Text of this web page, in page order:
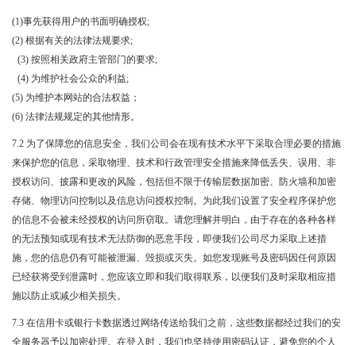
(1)事先获得用户的书面明确授权;
(2) 根据有关的法律法规要求;
(3) 按照相关政府主管部门的要求;
(4) 为维护社会公众的利益;
(5) 为维护本网站的合法权益；
(6) 法律法规规定的其他情形。
7.2 为了保障您的信息安全，我们公司会在现有技术水平下采取合理必要的措施
来保护您的信息，采取物理、技术和行政管理安全措施来降低丢失、误用、非
授权访问、披露和更改的风险，包括但不限于传输层数据加密、防火墙和加密
存储、物理访问控制以及信息访问授权控制。为此我们设置了安全程序保护您
的信息不会被未经授权的访问所窃取。请您理解并明白，由于存在的各种各样
的无法预知或现有技术无法防御的恶意手段，即便我们公司尽力采取上述措
施，您的信息仍有可能被泄漏、毁损或灭失。如您发现账号及密码因任何原因
已经获将受到泄露时，您应该立即和我们取得联系，以便我们及时采取相应措
施以防止或减少相关损失。
7.3 在信用卡或银行卡数据透过网络传送给我们之前，这些数据都经过我们的安
全服务器予以加密处理。在登入时，我们也坚持使用密码认证，避免您的个人